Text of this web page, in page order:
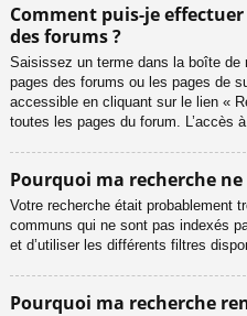
Comment puis-je
des forums ?
Saisissez un terme dans la boîte de
pages des forums ou les pages de
accessible en cliquant sur le lien «
toutes les pages du forum. L’accès
Pourquoi ma recherche
Votre recherche était probablement
communs qui ne sont pas indexés
et d’utiliser les différents filtres
Pourquoi ma recherche